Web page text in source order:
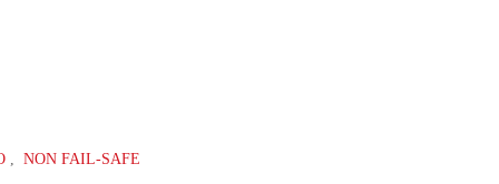
, NON FAIL-SAFE